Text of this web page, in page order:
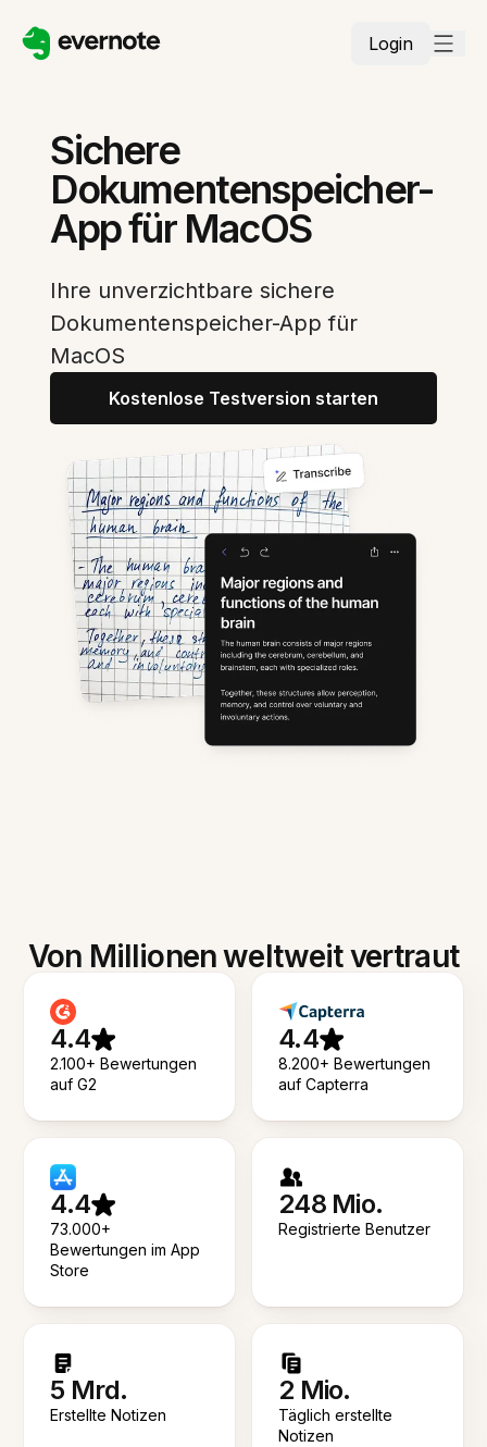
Login
Sichere
Dokumentenspeicher-
App für MacOS
Ihre unverzichtbare sichere
Dokumentenspeicher-App für
MacOS
Kostenlose Testversion starten
Von Millionen weltweit vertraut
4.4
2.100+ Bewertungen
auf G2
4.4
8.200+ Bewertungen
auf Capterra
4.4
73.000+
Bewertungen im App
Store
248 Mio.
Registrierte Benutzer
5 Mrd.
Erstellte Notizen
2 Mio.
Täglich erstellte
Notizen